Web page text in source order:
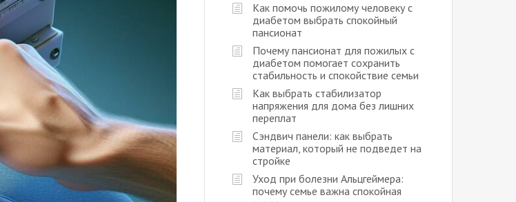
Как помочь пожилому человеку с
диабетом выбрать спокойный
пансионат
Почему пансионат для пожилых с
диабетом помогает сохранить
стабильность и спокойствие семьи
Как выбрать стабилизатор
напряжения для дома без лишних
переплат
Сэндвич панели: как выбрать
материал, который не подведет на
стройке
Уход при болезни Альцгеймера:
почему семье важна спокойная